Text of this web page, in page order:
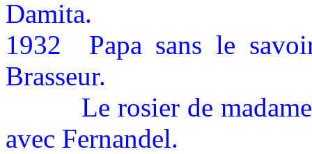
Damita.
1932
Papa sans le
Brasseur.
Le rosier de
avec Fernandel.